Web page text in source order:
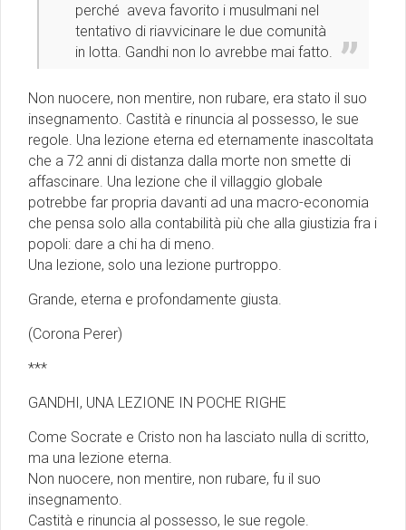
perché aveva favorito i musulmani nel
tentativo di riavvicinare le due comunità
in lotta. Gandhi non lo avrebbe mai fatto.
Non nuocere, non mentire, non rubare, era stato il suo
insegnamento. Castità e rinuncia al possesso, le sue
regole. Una lezione eterna ed eternamente inascoltata
che a 72 anni di distanza dalla morte non smette di
affascinare. Una lezione che il villaggio globale
potrebbe far propria davanti ad una macro-economia
che pensa solo alla contabilità più che alla giustizia fra i
popoli: dare a chi ha di meno.
Una lezione, solo una lezione purtroppo.
Grande, eterna e profondamente giusta.
(Corona Perer)
***
GANDHI, UNA LEZIONE IN POCHE RIGHE
Come Socrate e Cristo non ha lasciato nulla di scritto,
ma una lezione eterna.
Non nuocere, non mentire, non rubare, fu il suo
insegnamento.
Castità e rinuncia al possesso, le sue regole.